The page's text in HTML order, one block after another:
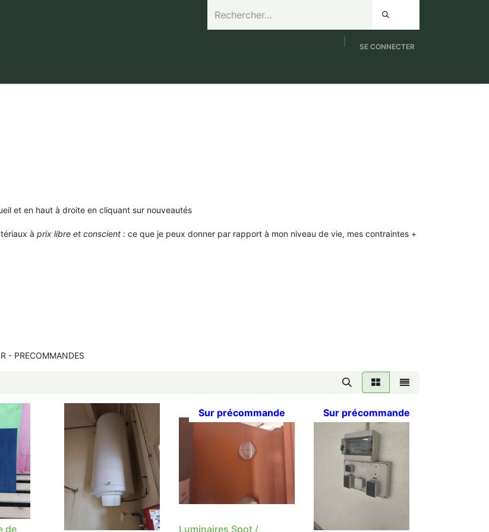
SE CONNECTER
et en haut à droite en cliquant sur nouveautés
à prix libre et conscient : ce que je peux donner par rapport à mon niveau de vie, mes contraintes +
- PRECOMMANDES
de
Sur précommande
Luminaires Spot /
Sur précommande